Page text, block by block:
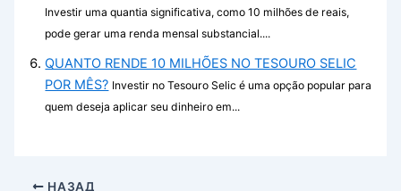
Investir uma quantia significativa, como 10 milhões de reais,
pode gerar uma renda mensal substancial....
QUANTO RENDE 10 MILHÕES NO TESOURO SELIC
POR MÊS? Investir no Tesouro Selic é uma opção popular para
quem deseja aplicar seu dinheiro em...
НАЗАД